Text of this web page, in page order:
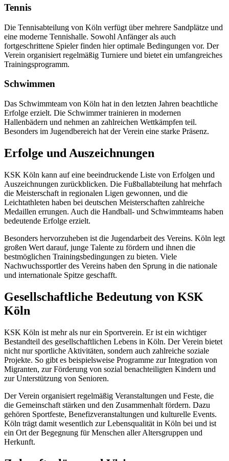
Tennis
Die Tennisabteilung von Köln verfügt über mehrere Sandplätze und
eine moderne Tennishalle. Sowohl Anfänger als auch
fortgeschrittene Spieler finden hier optimale Bedingungen vor. Der
Verein organisiert regelmäßig Turniere und bietet ein umfangreiches
Trainingsprogramm.
Schwimmen
Das Schwimmteam von Köln hat in den letzten Jahren beachtliche
Erfolge erzielt. Die Schwimmer trainieren in modernen
Hallenbädern und nehmen an zahlreichen Wettkämpfen teil.
Besonders im Jugendbereich hat der Verein eine starke Präsenz.
Erfolge und Auszeichnungen
KSK Köln kann auf eine beeindruckende Liste von Erfolgen und
Auszeichnungen zurückblicken. Die Fußballabteilung hat mehrfach
die Meisterschaft in regionalen Ligen gewonnen, und die
Leichtathleten haben bei deutschen Meisterschaften zahlreiche
Medaillen errungen. Auch die Handball- und Schwimmteams haben
bedeutende Erfolge erzielt.
Besonders hervorzuheben ist die Jugendarbeit des Vereins. Köln legt
großen Wert darauf, junge Talente zu fördern und ihnen die
bestmöglichen Trainingsbedingungen zu bieten. Viele
Nachwuchssportler des Vereins haben den Sprung in die nationale
und internationale Spitze geschafft.
Gesellschaftliche Bedeutung von KSK
Köln
KSK Köln ist mehr als nur ein Sportverein. Er ist ein wichtiger
Bestandteil des gesellschaftlichen Lebens in Köln. Der Verein bietet
nicht nur sportliche Aktivitäten, sondern auch zahlreiche soziale
Projekte. So gibt es beispielsweise Programme zur Integration von
Migranten, zur Förderung von sozial benachteiligten Kindern und
zur Unterstützung von Senioren.
Der Verein organisiert regelmäßig Veranstaltungen und Feste, die
die Gemeinschaft stärken und den Zusammenhalt fördern. Dazu
gehören Sportfeste, Benefizveranstaltungen und kulturelle Events.
Köln trägt damit wesentlich zur Lebensqualität in Köln bei und ist
ein Ort der Begegnung für Menschen aller Altersgruppen und
Herkunft.